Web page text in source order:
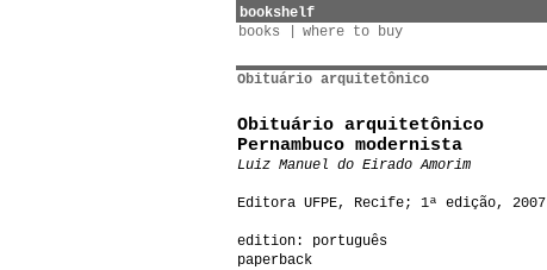
bookshelf
books
where to buy
Obituário arquitetônico
Obituário arquitetônico
Pernambuco modernista
Luiz Manuel do Eirado Amorim
Editora UFPE, Recife; 1ª edição, 2007
edition: português
paperback